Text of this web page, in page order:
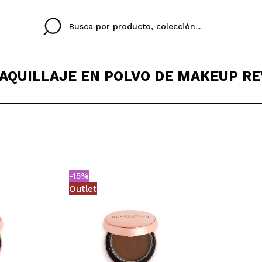
rápidamente, revisar
IDIOMA
EN POLVO DE MAKEUP
-15%
Outlet